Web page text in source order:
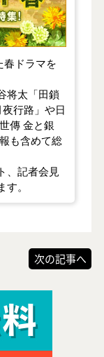
春ドラマを
将太「田鎖
行路」や日
傳 金と銀
も含めて総
、記者会見
。
次の記事へ